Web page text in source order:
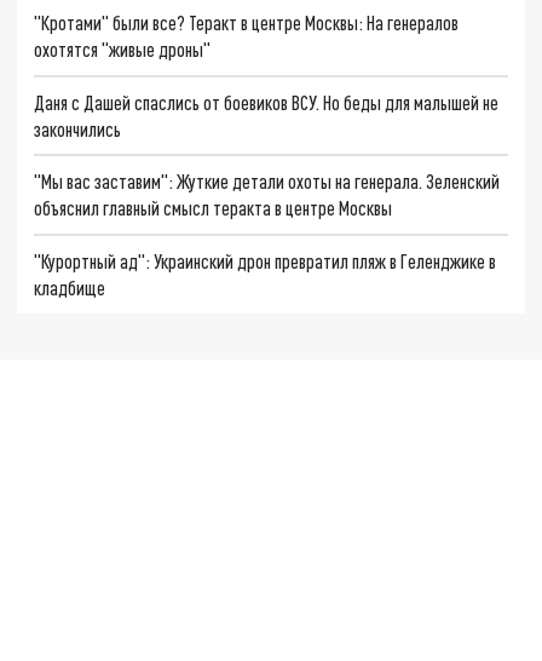
"Кротами" были все? Теракт в центре Москвы: На генералов
охотятся "живые дроны"
Даня с Дашей спаслись от боевиков ВСУ. Но беды для малышей не
закончились
"Мы вас заставим": Жуткие детали охоты на генерала. Зеленский
объяснил главный смысл теракта в центре Москвы
"Курортный ад": Украинский дрон превратил пляж в Геленджике в
кладбище